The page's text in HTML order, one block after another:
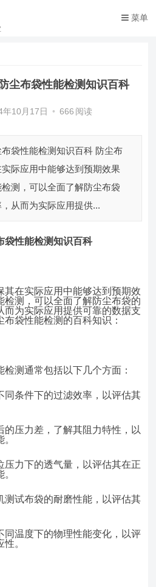
菜单
尘布袋性能检测知识百科
年10月17日 • 666 阅读
袋性能检测知识百科 防尘布
际应用中能够达到预期效果
测，可以全面了解防尘布袋
从而为实际应用提供...
袋性能检测知识百科
其在实际应用中能够达到预期效
检测，可以全面了解防尘布袋的
而为实际应用提供可靠的数据支
袋性能检测的百科知识：
检测通常包括以下几个方面：
同条件下的过滤效率，以评估其
的压力差，了解其阻力特性，以
压力下的透气量，以评估其在正
测试布袋的耐磨性能，以评估其
同温度下的物理性能变化，以评
。